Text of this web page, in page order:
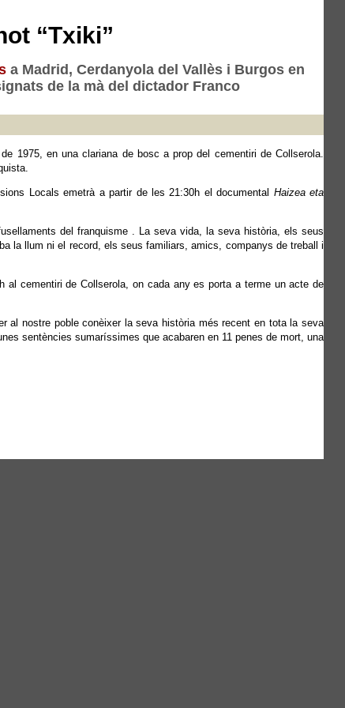
“Txiki”
a Madrid, Cerdanyola del Vallès i Burgos en
de la mà del dictador Franco
1975, en una clariana de bosc a prop del cementiri de Collserola.
Locals emetrà a partir de les 21:30h el documental Haizea eta
del franquisme . La seva vida, la seva història, els seus
la llum ni el record, els seus familiars, amics, companys de treball i
al cementiri de Collserola, on cada any es porta a terme un acte de
al nostre poble conèixer la seva història més recent en tota la seva
sentències sumaríssimes que acabaren en 11 penes de mort, una